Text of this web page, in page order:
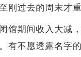
刚过去的周末才重
馆期间收入大减
有不愿透露名字